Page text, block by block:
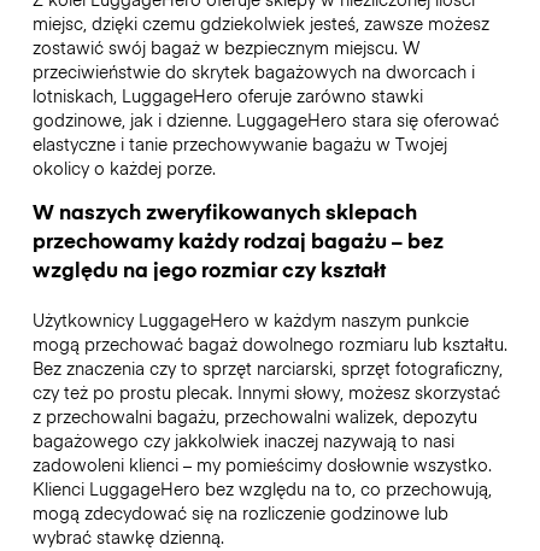
miejsc, dzięki czemu gdziekolwiek jesteś, zawsze możesz
zostawić swój bagaż w bezpiecznym miejscu. W
przeciwieństwie do skrytek bagażowych na dworcach i
lotniskach, LuggageHero oferuje zarówno stawki
godzinowe, jak i dzienne. LuggageHero stara się oferować
elastyczne i tanie przechowywanie bagażu w Twojej
okolicy o każdej porze.
W naszych zweryfikowanych sklepach
przechowamy każdy rodzaj bagażu – bez
względu na jego rozmiar czy kształt
Użytkownicy LuggageHero w każdym naszym punkcie
mogą przechować bagaż dowolnego rozmiaru lub kształtu.
Bez znaczenia czy to sprzęt narciarski, sprzęt fotograficzny,
czy też po prostu plecak. Innymi słowy, możesz skorzystać
z przechowalni bagażu, przechowalni walizek, depozytu
bagażowego czy jakkolwiek inaczej nazywają to nasi
zadowoleni klienci – my pomieścimy dosłownie wszystko.
Klienci LuggageHero bez względu na to, co przechowują,
mogą zdecydować się na rozliczenie godzinowe lub
wybrać stawkę dzienną.